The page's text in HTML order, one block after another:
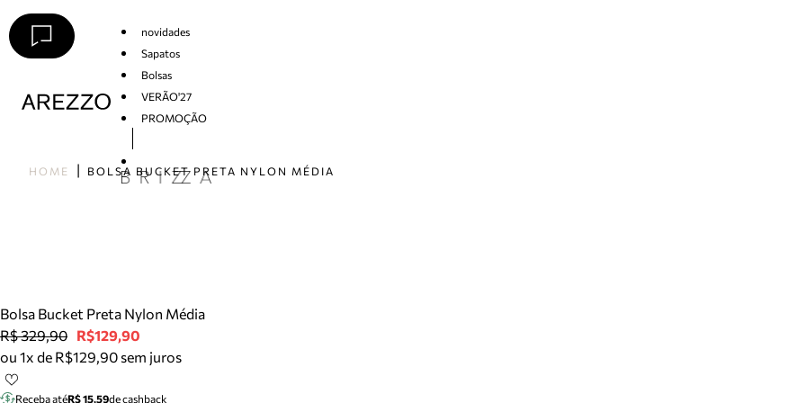
novidades
Sapatos
Bolsas
VERÃO'27
PROMOÇÃO
HOME BOLSA BUCKET PRETA NYLON MÉDIA
Bolsa Bucket Preta Nylon Média
R$ 329,90 R$129,90
ou 1x de R$129,90 sem juros
Receba atéR$ 15,59de cashback